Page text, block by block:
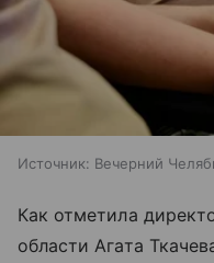
Источник: Вечерний
Как отметила
области Агата